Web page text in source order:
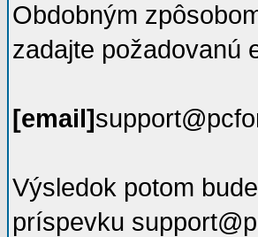
Obdobným
zadajte požadovanú
[email]
Výsledok potom bude
príspevku